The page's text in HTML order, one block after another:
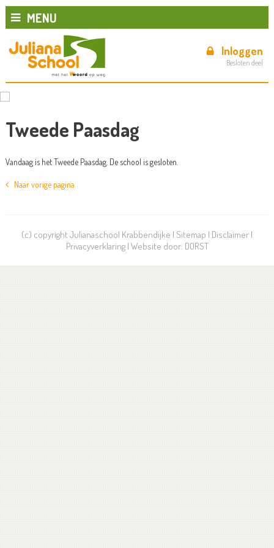
MENU
Inloggen
Besloten deel
Tweede Paasdag
Vandaag is het Tweede Paasdag. De school is gesloten.
Naar vorige pagina
(c) copyright Julianaschool Krabbendijke | Sitemap | Disclaimer |
Privacyverklaring| Website door: DORST